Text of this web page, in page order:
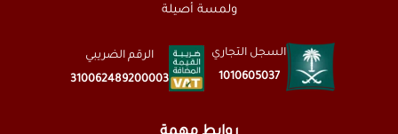
ولمسة أصيلة
السجل التجاري
1010605037
الرقم الضريبي
310062489200003